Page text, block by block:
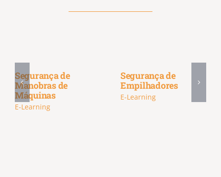
Segurança de
Manobras de
Máquinas
E-Learning
Segurança de
Empilhadores
E-Learning